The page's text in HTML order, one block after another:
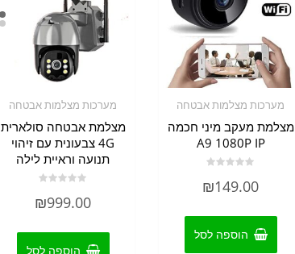
מערכות מצלמות אבטחה
מצלמת מעקב מיני חכמה
A9 1080P IP
0
₪149.00
הוספה לסל
מערכות מצלמות אבטחה
מצלמת אבטחה סולארית
4G צבעונית עם זיהוי
תנועה וראיית לילה
0
₪999.00
הוספה לסל